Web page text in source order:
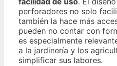
perforadores no solo
también la hace más
pueden no contar con
es especialmente
a la jardinería y los
simplificar sus labores.